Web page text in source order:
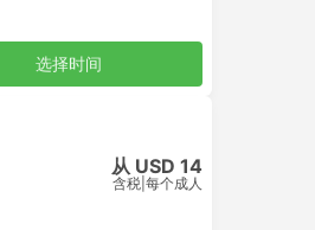
选择时间
从 USD 14
含税 每个成人